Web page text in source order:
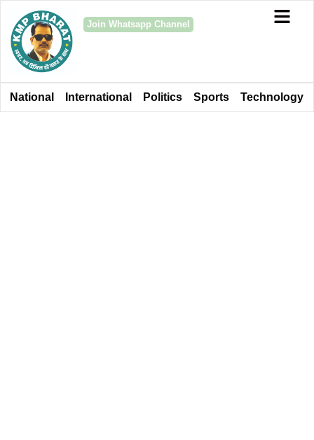
Join Whatsapp Channel
National International Politics Sports Technology